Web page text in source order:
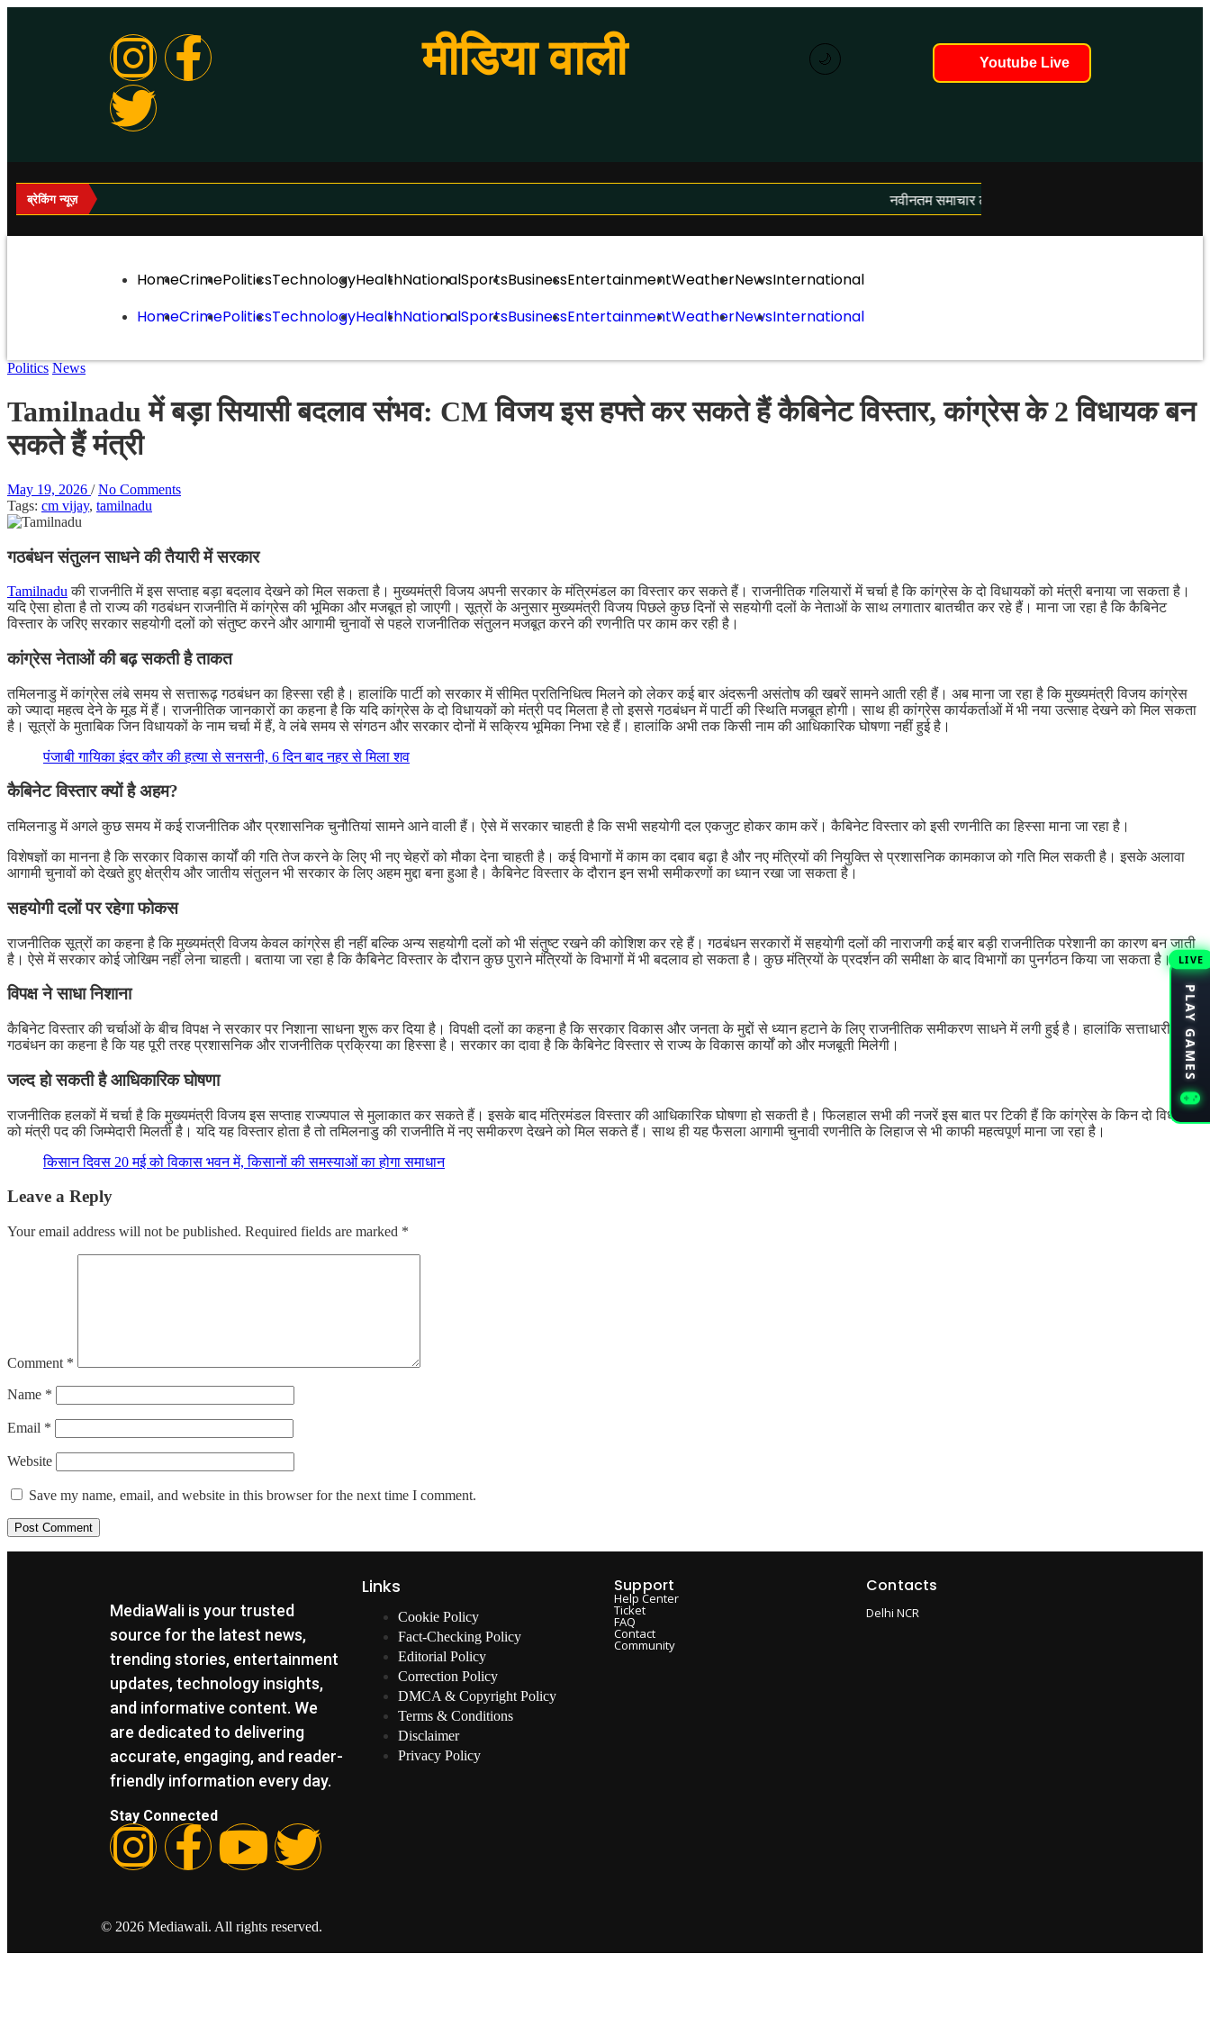
मीडिया वाली 🌙 Youtube Live
ब्रेकिंग न्यूज़ नवीनतम समाचार लोड हो रहे हैं...
HomeCrimePoliticsTechnologyHealthNationalSportsBusinessEntertainmentWeatherNewsInternational
HomeCrimePoliticsTechnologyHealthNationalSportsBusinessEntertainmentWeatherNewsInternational
Politics News
Tamilnadu में बड़ा सियासी बदलाव संभव: CM विजय इस हफ्ते कर सकते हैं कैबिनेट विस्तार, कांग्रेस के 2 विधायक बन
सकते हैं मंत्री
May 19, 2026 / No Comments
Tags: cm vijay, tamilnadu
गठबंधन संतुलन साधने की तैयारी में सरकार
Tamilnadu की राजनीति में इस सप्ताह बड़ा बदलाव देखने को मिल सकता है। मुख्यमंत्री विजय अपनी सरकार के मंत्रिमंडल का विस्तार कर सकते हैं। राजनीतिक गलियारों में चर्चा है कि कांग्रेस के दो विधायकों को मंत्री बनाया जा सकता है।
यदि ऐसा होता है तो राज्य की गठबंधन राजनीति में कांग्रेस की भूमिका और मजबूत हो जाएगी। सूत्रों के अनुसार मुख्यमंत्री विजय पिछले कुछ दिनों से सहयोगी दलों के नेताओं के साथ लगातार बातचीत कर रहे हैं। माना जा रहा है कि कैबिनेट
विस्तार के जरिए सरकार सहयोगी दलों को संतुष्ट करने और आगामी चुनावों से पहले राजनीतिक संतुलन मजबूत करने की रणनीति पर काम कर रही है।
कांग्रेस नेताओं की बढ़ सकती है ताकत
तमिलनाडु में कांग्रेस लंबे समय से सत्तारूढ़ गठबंधन का हिस्सा रही है। हालांकि पार्टी को सरकार में सीमित प्रतिनिधित्व मिलने को लेकर कई बार अंदरूनी असंतोष की खबरें सामने आती रही हैं। अब माना जा रहा है कि मुख्यमंत्री विजय कांग्रेस
को ज्यादा महत्व देने के मूड में हैं। राजनीतिक जानकारों का कहना है कि यदि कांग्रेस के दो विधायकों को मंत्री पद मिलता है तो इससे गठबंधन में पार्टी की स्थिति मजबूत होगी। साथ ही कांग्रेस कार्यकर्ताओं में भी नया उत्साह देखने को मिल सकता
है। सूत्रों के मुताबिक जिन विधायकों के नाम चर्चा में हैं, वे लंबे समय से संगठन और सरकार दोनों में सक्रिय भूमिका निभा रहे हैं। हालांकि अभी तक किसी नाम की आधिकारिक घोषणा नहीं हुई है।
पंजाबी गायिका इंदर कौर की हत्या से सनसनी, 6 दिन बाद नहर से मिला शव
कैबिनेट विस्तार क्यों है अहम?
तमिलनाडु में अगले कुछ समय में कई राजनीतिक और प्रशासनिक चुनौतियां सामने आने वाली हैं। ऐसे में सरकार चाहती है कि सभी सहयोगी दल एकजुट होकर काम करें। कैबिनेट विस्तार को इसी रणनीति का हिस्सा माना जा रहा है।
विशेषज्ञों का मानना है कि सरकार विकास कार्यों की गति तेज करने के लिए भी नए चेहरों को मौका देना चाहती है। कई विभागों में काम का दबाव बढ़ा है और नए मंत्रियों की नियुक्ति से प्रशासनिक कामकाज को गति मिल सकती है। इसके अलावा
आगामी चुनावों को देखते हुए क्षेत्रीय और जातीय संतुलन भी सरकार के लिए अहम मुद्दा बना हुआ है। कैबिनेट विस्तार के दौरान इन सभी समीकरणों का ध्यान रखा जा सकता है।
सहयोगी दलों पर रहेगा फोकस
राजनीतिक सूत्रों का कहना है कि मुख्यमंत्री विजय केवल कांग्रेस ही नहीं बल्कि अन्य सहयोगी दलों को भी संतुष्ट रखने की कोशिश कर रहे हैं। गठबंधन सरकारों में सहयोगी दलों की नाराजगी कई बार बड़ी राजनीतिक परेशानी का कारण बन जाती
है। ऐसे में सरकार कोई जोखिम नहीं लेना चाहती। बताया जा रहा है कि कैबिनेट विस्तार के दौरान कुछ पुराने मंत्रियों के विभागों में भी बदलाव हो सकता है। कुछ मंत्रियों के प्रदर्शन की समीक्षा के बाद विभागों का पुनर्गठन किया जा सकता है।
विपक्ष ने साधा निशाना
कैबिनेट विस्तार की चर्चाओं के बीच विपक्ष ने सरकार पर निशाना साधना शुरू कर दिया है। विपक्षी दलों का कहना है कि सरकार विकास और जनता के मुद्दों से ध्यान हटाने के लिए राजनीतिक समीकरण साधने में लगी हुई है। हालांकि सत्ताधारी
गठबंधन का कहना है कि यह पूरी तरह प्रशासनिक और राजनीतिक प्रक्रिया का हिस्सा है। सरकार का दावा है कि कैबिनेट विस्तार से राज्य के विकास कार्यों को और मजबूती मिलेगी।
जल्द हो सकती है आधिकारिक घोषणा
राजनीतिक हलकों में चर्चा है कि मुख्यमंत्री विजय इस सप्ताह राज्यपाल से मुलाकात कर सकते हैं। इसके बाद मंत्रिमंडल विस्तार की आधिकारिक घोषणा हो सकती है। फिलहाल सभी की नजरें इस बात पर टिकी हैं कि कांग्रेस के किन दो विधायकों
को मंत्री पद की जिम्मेदारी मिलती है। यदि यह विस्तार होता है तो तमिलनाडु की राजनीति में नए समीकरण देखने को मिल सकते हैं। साथ ही यह फैसला आगामी चुनावी रणनीति के लिहाज से भी काफी महत्वपूर्ण माना जा रहा है।
किसान दिवस 20 मई को विकास भवन में, किसानों की समस्याओं का होगा समाधान
Leave a Reply
Your email address will not be published. Required fields are marked *
Comment *
Name *
Email *
Website
Save my name, email, and website in this browser for the next time I comment.
MediaWali is your trusted
source for the latest news,
trending stories, entertainment
updates, technology insights,
and informative content. We
are dedicated to delivering
accurate, engaging, and reader-
friendly information every day.
Stay Connected
Links
Cookie Policy
Fact-Checking Policy
Editorial Policy
Correction Policy
DMCA & Copyright Policy
Terms & Conditions
Disclaimer
Privacy Policy
Support
Help Center
Ticket
FAQ
Contact
Community
Contacts
Delhi NCR
LIVE
PLAY GAMES
© 2026 Mediawali. All rights reserved.